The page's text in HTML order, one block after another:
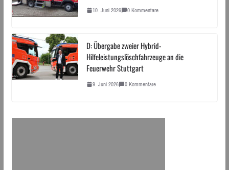
10. Juni 2026 0 Kommentare
D: Übergabe zweier Hybrid-
Hilfeleistungslöschfahrzeuge an die
Feuerwehr Stuttgart
9. Juni 2026 0 Kommentare